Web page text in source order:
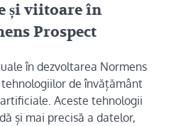
și viitoare în
Prospect
în dezvoltarea Normens
de învățământ
Aceste tehnologii
și mai precisă a datelor,